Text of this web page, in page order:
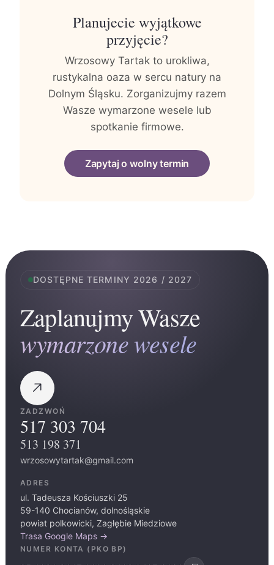
Planujecie wyjątkowe
przyjęcie?
Wrzosowy Tartak to urokliwa,
rustykalna oaza w sercu natury na
Dolnym Śląsku. Zorganizujmy razem
Wasze wymarzone wesele lub
spotkanie firmowe.
Zapytaj o wolny termin
DOSTĘPNE TERMINY 2026 / 2027
Zaplanujmy Wasze
wymarzone wesele
ZADZWOŃ
517 303 704
513 198 371
wrzosowytartak@gmail.com
ADRES
ul. Tadeusza Kościuszki 25
59-140 Chocianów, dolnośląskie
powiat polkowicki, Zagłębie Miedziowe
Trasa Google Maps →
NUMER KONTA (PKO BP)